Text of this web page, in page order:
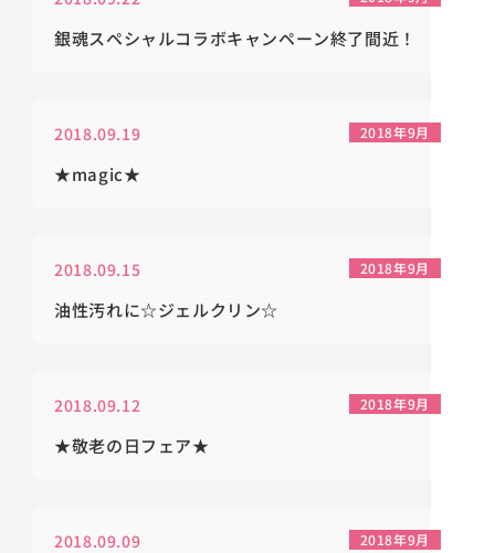
銀魂スペシャルコラボキャンペーン終了間近！
2018.09.19 2018年9月
★magic★
2018.09.15 2018年9月
油性汚れに☆ジェルクリン☆
2018.09.12 2018年9月
★敬老の日フェア★
2018.09.09 2018年9月